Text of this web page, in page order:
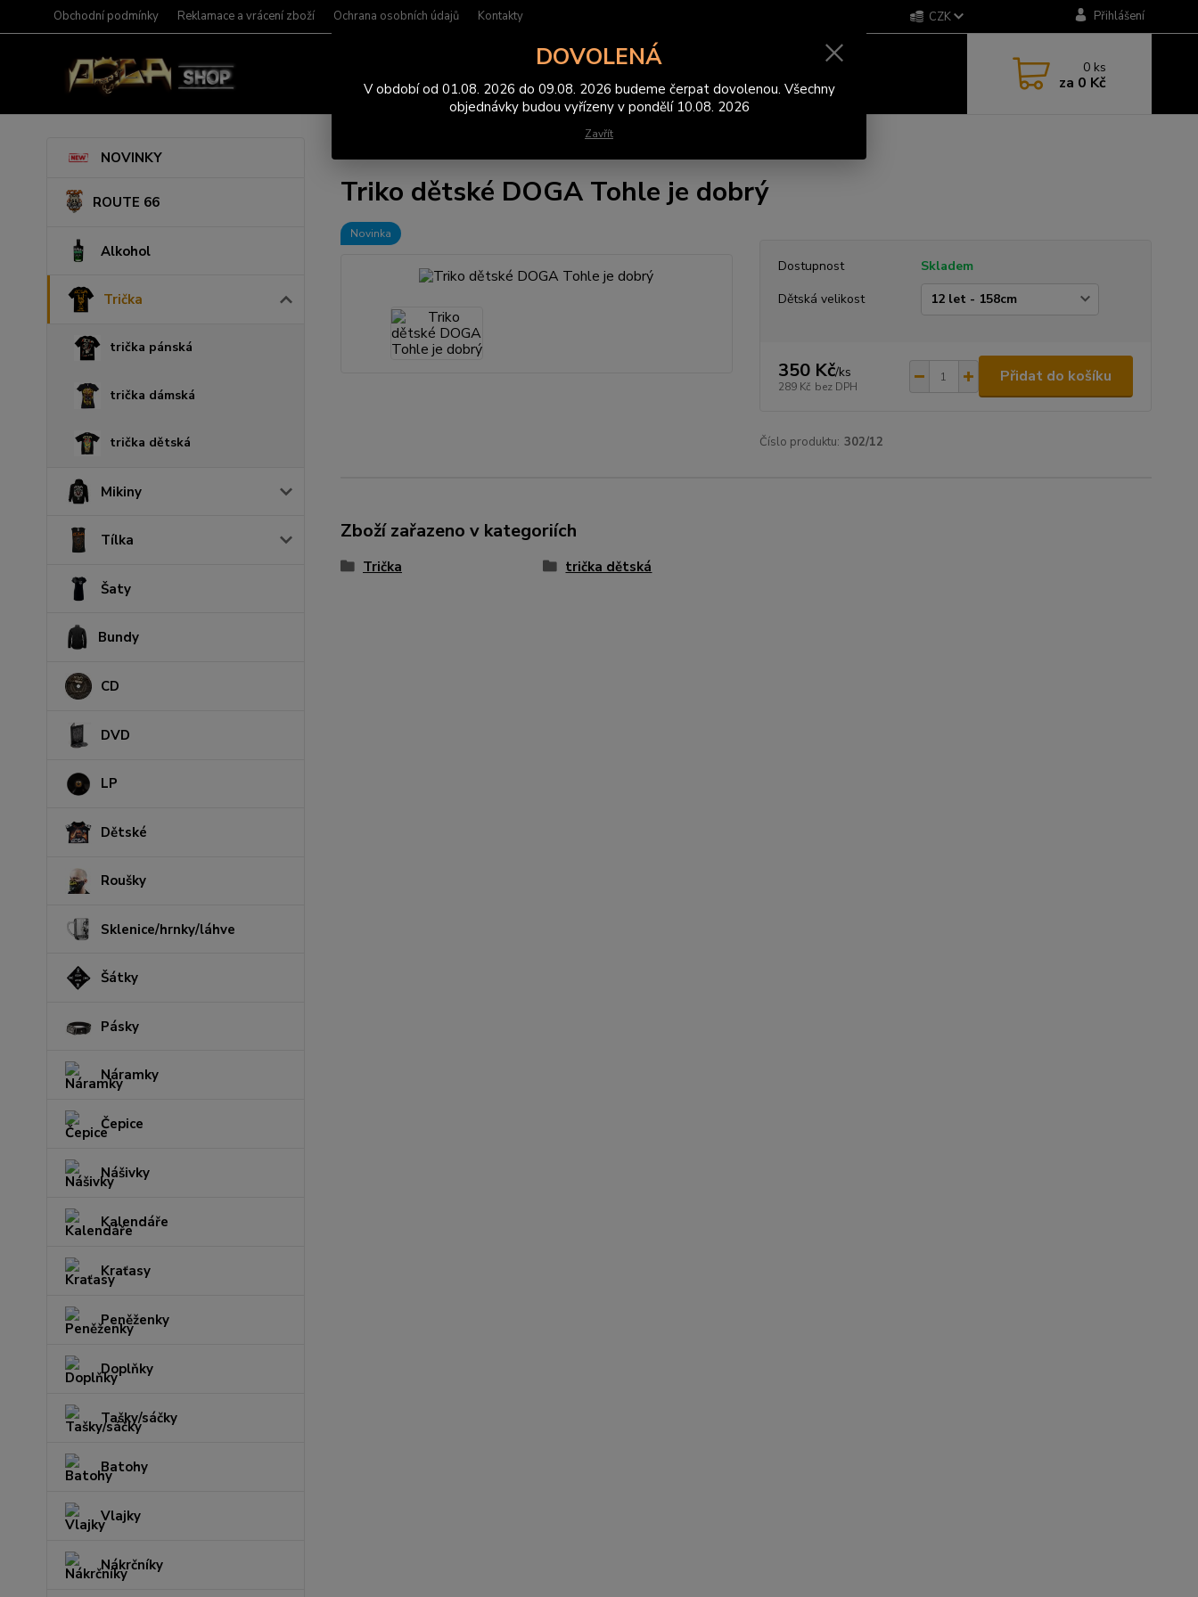
Obchodní podmínky Reklamace a vrácení zboží Ochrana osobních údajů Kontakty CZK Přihlášení
0 ks
za 0 Kč
NOVINKY
ROUTE 66
Alkohol
Trička
trička pánská
trička dámská
trička dětská
Mikiny
Tílka
Šaty
Bundy
CD
DVD
LP
Dětské
Roušky
Sklenice/hrnky/láhve
Šátky
Pásky
Náramky
Čepice
Nášivky
Kalendáře
Kraťasy
Peněženky
Doplňky
Tašky/sáčky
Batohy
Vlajky
Nákrčníky
Triko dětské DOGA Tohle je dobrý
Novinka
Dostupnost
Skladem
Dětská velikost
350 Kč/ks
289 Kč bez DPH
Přidat do košíku
Číslo produktu: 302/12
Zboží zařazeno v kategoriích
Trička trička dětská
DOVOLENÁ
V období od 01.08. 2026 do 09.08. 2026 budeme čerpat dovolenou. Všechny
objednávky budou vyřízeny v pondělí 10.08. 2026
Zavřít